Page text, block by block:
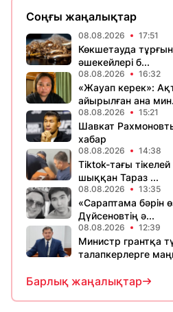
Соңғы жаңалықтар
08.08.2026 17:51
Көкшетауда
әшекейлері б...
08.08.2026 16:32
«Жауап керек»:
айырылған ана
08.08.2026 15:21
Шавкат
хабар
08.08.2026 14:38
Tiktok-тағы
шыққан Тараз ...
08.08.2026 13:35
«Сараптама бәрін
Дүйсеновтің ә...
08.08.2026 12:39
Министр грантқа
талапкерлерге
Барлық жаңалықтар